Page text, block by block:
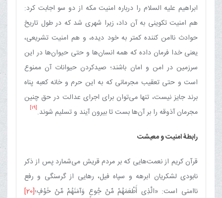
ابراهیم علیه السلام را درباره امنیت مکه از دو سو اجابت کرد:
هم امنیت تکوینی به آن داد، زیرا شهری شد که در طول تاریخ
حوادث ناامن کننده کمتر به خود دیده، و هم امنیت تشریعی،
یعنی خدا فرمان داده که همه انسان‌ها و حتی حیوان‌ها در این
سرزمین در امن و امان باشند؛ صیدکردن حیوانات آن ممنوع
است و حتی تعقیب مجرمانی که به این حرم و خانه کعبه پناه
برند جایز نیست، تنها می‌توان برای اجرای عدالت در حق چنین‏
مجرمان آذوقه را بر آن‌ها بست تا بیرون آیند و تسلیم شوند.[19]
رابطۀ امنیت‏ و معیشت
قرآن کریم از نعمت‌هایی که بر مردم قریش می‌شمارد پس از ذکر
نابودی لشکریان ابرهه و سپاه فیل، رهایی از گرسنگی و رفع
ناامنی است: «الَّذِی أَطْعَمَهُمْ مِّنْ جُوعٍ وَآمَنَهُمْ مِّنْ خَوْفٍ؛[20]